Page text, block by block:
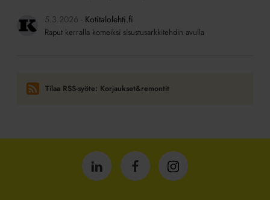
5.3.2026 Kotitalolehti.fi
Raput kerralla komeiksi sisustusarkkitehdin avulla
Tilaa RSS-syöte: Korjaukset&remontit
IsännöintiliittoIsännöintiliittoIsännöintiliitto